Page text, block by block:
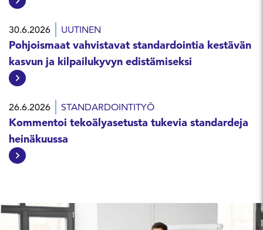
30.6.2026 UUTINEN
Pohjoismaat vahvistavat standardointia kestävän
kasvun ja kilpailukyvyn edistämiseksi
26.6.2026 STANDARDOINTITYÖ
Kommentoi tekoälyasetusta tukevia standardeja
heinäkuussa